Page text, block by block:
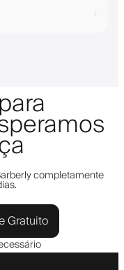
›
completamente
Gratuito